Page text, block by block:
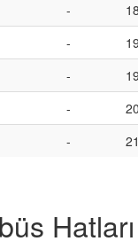
-
-
-
-
-
Hatları